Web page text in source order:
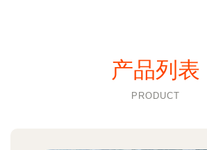
产品列表
PRODUCT